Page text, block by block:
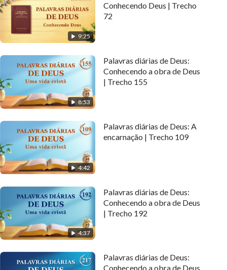
9:25
Conhecendo Deus | Trecho
72
8:53
Palavras diárias de Deus:
Conhecendo a obra de Deus
| Trecho 155
4:42
Palavras diárias de Deus: A
encarnação | Trecho 109
4:37
Palavras diárias de Deus:
Conhecendo a obra de Deus
| Trecho 192
Palavras diárias de Deus:
Conhecendo a obra de Deus